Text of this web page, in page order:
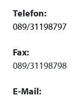
Telefon:
089/31198797
Fax:
089/31198798
E-Mail: